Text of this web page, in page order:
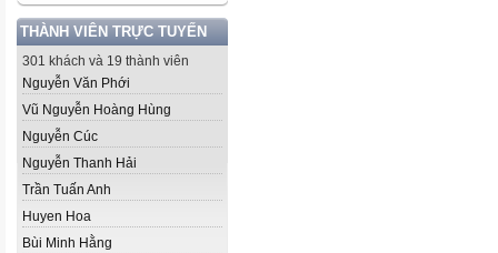
THÀNH VIÊN TRỰC TUYẾN
301 khách và 19 thành viên
Nguyễn Văn Phới
Vũ Nguyễn Hoàng Hùng
Nguyễn Cúc
Nguyễn Thanh Hải
Trần Tuấn Anh
Huyen Hoa
Bùi Minh Hằng